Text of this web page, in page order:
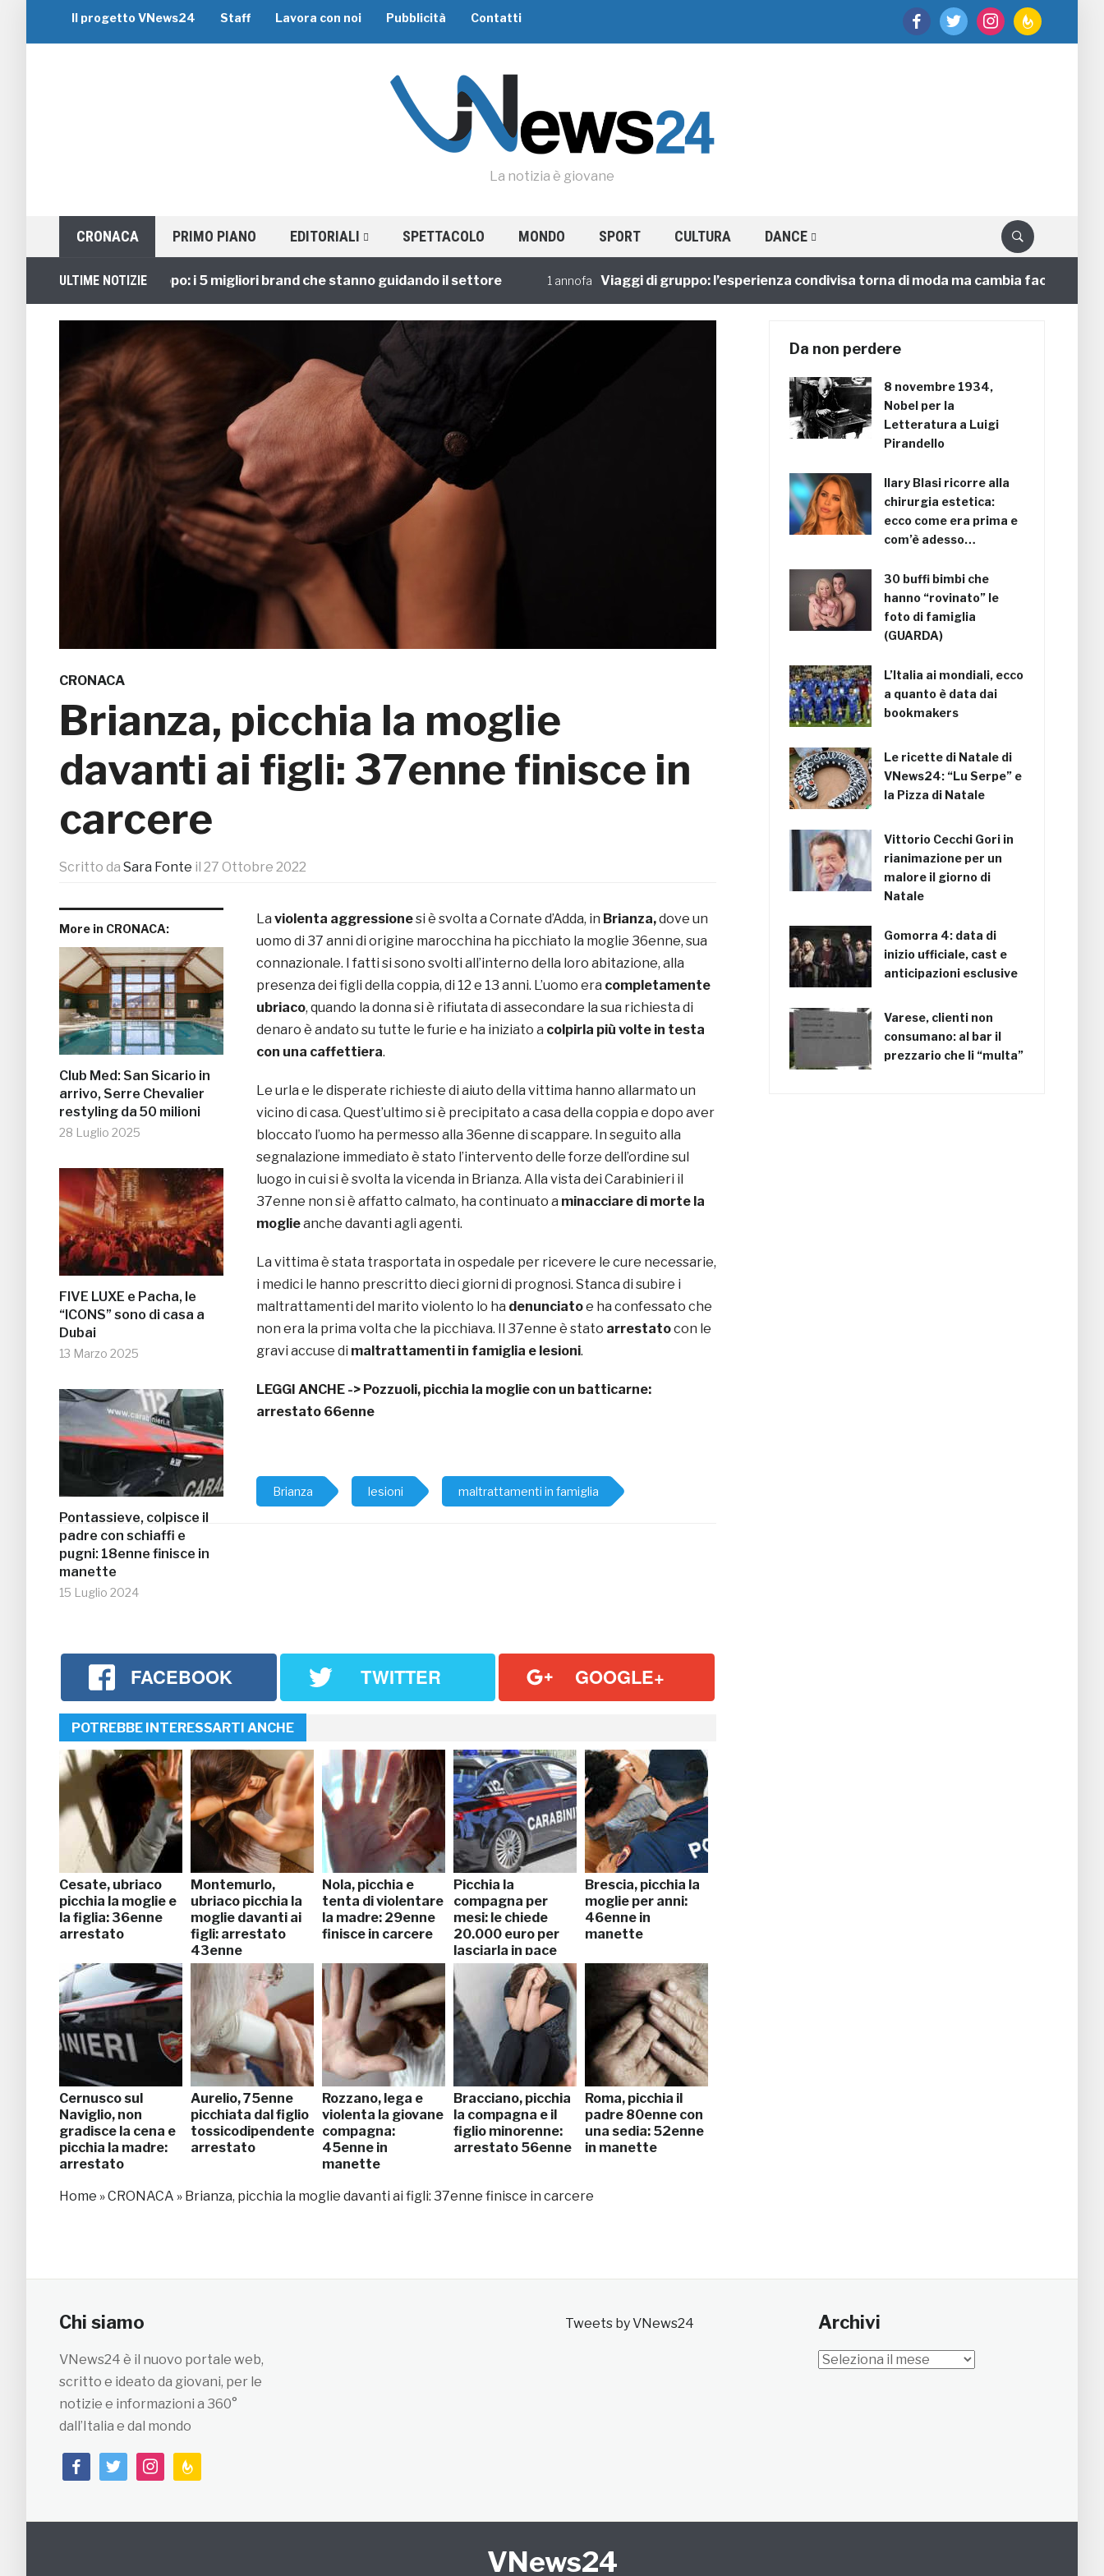
facebooktwitter instagramfeedburner
Il progetto VNews24 Staff Lavora con noi Pubblicità Contatti
La notizia è giovane
CRONACA PRIMO PIANO EDITORIALI SPETTACOLO MONDO SPORT CULTURA DANCE
ULTIME NOTIZIE
Viaggi di Gruppo: i 5 migliori brand che stanno guidando il settore 1 annofa Viaggi di gruppo: l’esperienza condivisa torna di moda ma cambia faccia
CRONACA
Brianza, picchia la moglie
davanti ai figli: 37enne finisce in
carcere
Scritto da Sara Fonte il 27 Ottobre 2022
More in CRONACA:
Club Med: San Sicario in
arrivo, Serre Chevalier
restyling da 50 milioni
28 Luglio 2025
FIVE LUXE e Pacha, le
“ICONS” sono di casa a
Dubai
13 Marzo 2025
Pontassieve, colpisce il
padre con schiaffi e
pugni: 18enne finisce in
manette
15 Luglio 2024
La violenta aggressionesi è svolta a Cornate d’Adda, in Brianza,dove un
uomo di 37 anni di origine marocchina ha picchiato la moglie 36enne, sua
connazionale. I fatti si sono svolti all’interno della loro abitazione, alla
presenza dei figli della coppia, di 12 e 13 anni. L’uomo era completamente
ubriaco, quando la donna si è rifiutata di assecondare la sua richiesta di
denaro è andato su tutte le furie e ha iniziato a colpirla più volte in testa
con una caffettiera.
Le urla e le disperate richieste di aiuto della vittima hanno allarmato un
vicino di casa. Quest’ultimo si è precipitato a casa della coppia e dopo aver
bloccato l’uomo ha permesso alla 36enne di scappare. In seguito alla
segnalazione immediato è stato l’intervento delle forze dell’ordine sul
luogo in cui si è svolta la vicenda in Brianza. Alla vista dei Carabinieri il
37enne non si è affatto calmato, ha continuato a minacciare di morte la
moglieanche davanti agli agenti.
La vittima è stata trasportata in ospedale per ricevere le cure necessarie,
i medici le hanno prescritto dieci giorni di prognosi. Stanca di subire i
maltrattamenti del marito violento lo ha denunciatoe ha confessato che
non era la prima volta che la picchiava. Il 37enne è stato arrestatocon le
gravi accuse di maltrattamenti in famiglia e lesioni.
LEGGI ANCHE -> Pozzuoli, picchia la moglie con un batticarne:
arrestato 66enne
Brianza lesioni maltrattamenti in famiglia
FACEBOOK TWITTER GOOGLE+
POTREBBE INTERESSARTI ANCHE
Cesate, ubriaco
picchia la moglie e
la figlia: 36enne
arrestato
Montemurlo,
ubriaco picchia la
moglie davanti ai
figli: arrestato
43enne
Nola, picchia e
tenta di violentare
la madre: 29enne
finisce in carcere
Picchia la
compagna per
mesi: le chiede
20.000 euro per
lasciarla in pace
Brescia, picchia la
moglie per anni:
46enne in
manette
Cernusco sul
Naviglio, non
gradisce la cena e
picchia la madre:
arrestato
Aurelio, 75enne
picchiata dal figlio
tossicodipendente:
arrestato
Rozzano, lega e
violenta la giovane
compagna:
45enne in
manette
Bracciano, picchia
la compagna e il
figlio minorenne:
arrestato 56enne
Roma, picchia il
padre 80enne con
una sedia: 52enne
in manette
Home »CRONACA » Brianza, picchia la moglie davanti ai figli: 37enne finisce in carcere
Da non perdere
8 novembre 1934,
Nobel per la
Letteratura a Luigi
Pirandello
Ilary Blasi ricorre alla
chirurgia estetica:
ecco come era prima e
com’è adesso…
30 buffi bimbi che
hanno “rovinato” le
foto di famiglia
(GUARDA)
L’Italia ai mondiali, ecco
a quanto è data dai
bookmakers
Le ricette di Natale di
VNews24: “Lu Serpe” e
la Pizza di Natale
Vittorio Cecchi Gori in
rianimazione per un
malore il giorno di
Natale
Gomorra 4: data di
inizio ufficiale, cast e
anticipazioni esclusive
Varese, clienti non
consumano: al bar il
prezzario che li “multa”
Chi siamo
VNews24 è il nuovo portale web,
scritto e ideato da giovani, per le
notizie e informazioni a 360°
dall’Italia e dal mondo
facebooktwitterinstagramfeedburner
Tweets by VNews24 Archivi
Archivi
VNews24